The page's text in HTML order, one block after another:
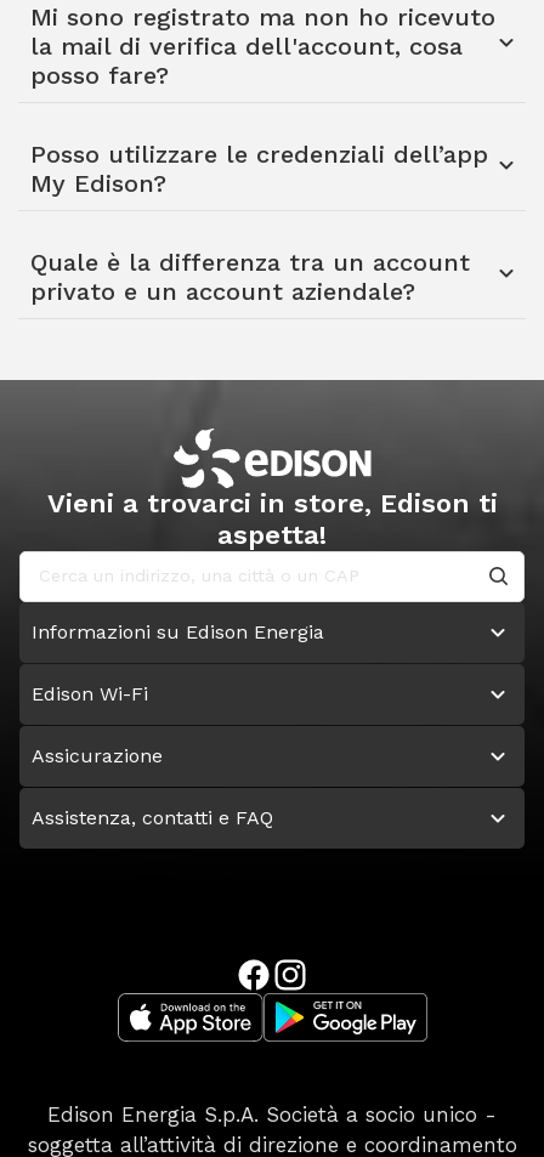
Mi sono registrato ma non ho ricevuto
la mail di verifica dell'account, cosa
posso fare?
Posso utilizzare le credenziali dell’app
My Edison?
Quale è la differenza tra un account
privato e un account aziendale?
Vieni a trovarci in store, Edison ti
aspetta!
Informazioni su Edison Energia
Edison Wi-Fi
Assicurazione
Assistenza, contatti e FAQ
Edison Energia S.p.A. Società a socio unico -
soggetta all’attività di direzione e coordinamento